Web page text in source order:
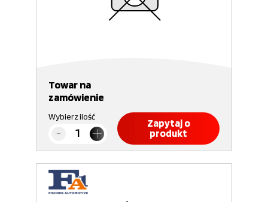
Towar na
zamówienie
Wybierz ilość
Zapytaj o
produkt